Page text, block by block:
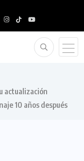
actualización
10 años después